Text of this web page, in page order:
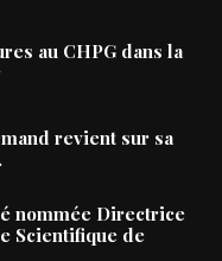
au CHPG dans la
revient sur sa
nommée Directrice
Scientifique de